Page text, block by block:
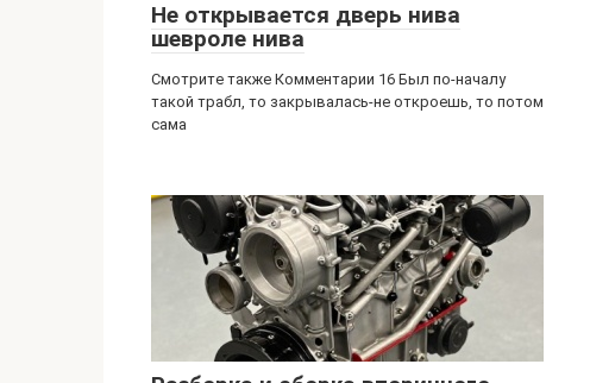
Не открывается дверь нива
шевроле нива
Смотрите также Комментарии 16 Был по-началу
такой трабл, то закрывалась-не откроешь, то потом
сама